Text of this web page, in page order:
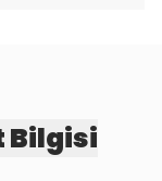
Bilgisi